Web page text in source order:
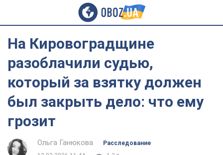
На Кировоградщине
разоблачили судью,
который за взятку должен
был закрыть дело: что ему
грозит
Ольга Ганюкова
Расследование